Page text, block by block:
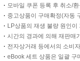
모바일 쿠폰 등록 후 취소/
중고상품이 구매확정(자동
LP상품의 재생 불량 원인
시간의 경과에 의해 재판매
전자상거래 등에서의 소비
eBook 세트 상품은 일괄 구